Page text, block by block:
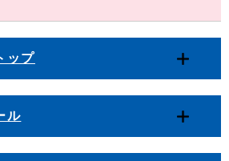
ップ
ル